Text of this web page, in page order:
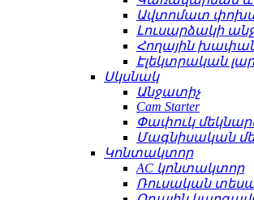
Ավտոմատ
Լուսարձակի
Հողային
Էլեկտրական
Սկսնակ
Անջատիչ
Cam Starter
Փափուկ
Մագնիսական
Կոնտակտոր
AC կոնտակտոր
Ռուսական